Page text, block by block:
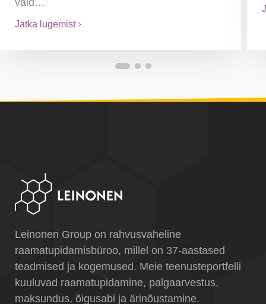
vaid…
Jätka lugemist
Leinonen Group on rahvusvaheline
raamatupidamisbüroo, millel on 37-aastased
teadmised ja kogemused. Meie teenusteportfelli
kuuluvad raamatupidamine, palgaarvestus,
maksundus, õigusabi ja ärinõustamine.